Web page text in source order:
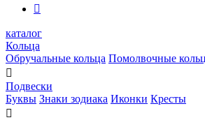

каталог
Кольца
Обручальные кольца Помолвочные

Подвески
Буквы Знаки зодиака Иконки Кресты
